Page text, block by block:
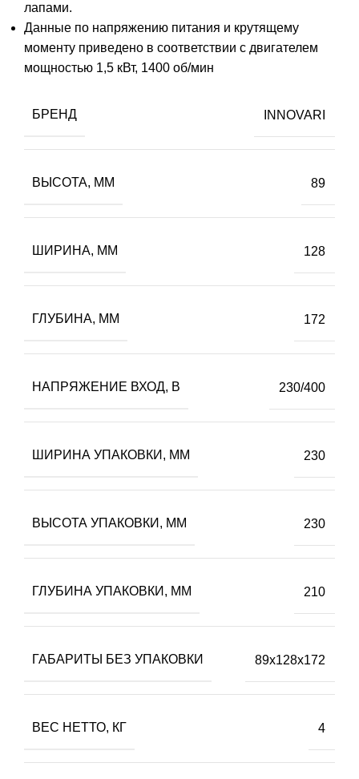
лапами.
Данные по напряжению питания и крутящему
моменту приведено в соответствии с двигателем
мощностью 1,5 кВт, 1400 об/мин
БРЕНД INNOVARI
ВЫСОТА, ММ 89
ШИРИНА, ММ 128
ГЛУБИНА, ММ 172
НАПРЯЖЕНИЕ ВХОД, В 230/400
ШИРИНА УПАКОВКИ, ММ 230
ВЫСОТА УПАКОВКИ, ММ 230
ГЛУБИНА УПАКОВКИ, ММ 210
ГАБАРИТЫ БЕЗ УПАКОВКИ 89х128х172
ВЕС НЕТТО, КГ 4